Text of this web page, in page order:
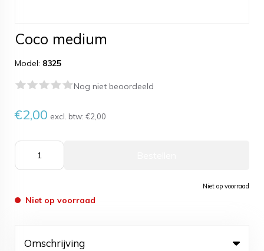
Coco medium
Model: 8325
Nog niet beoordeeld
€2,00 excl. btw: €2,00
Niet op voorraad
Niet op voorraad
Omschrijving